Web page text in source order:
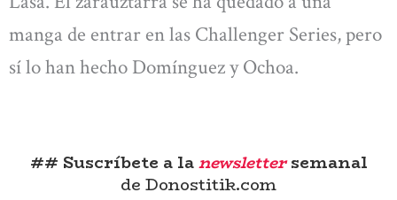
manga de entrar en las Challenger Series, pero
sí lo han hecho Domínguez y Ochoa.
## Suscríbete a lanewslettersemanal
de Donostitik.com